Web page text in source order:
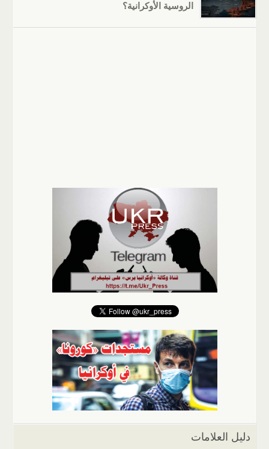
الروسية الأوكرانية؟
دليل العلامات